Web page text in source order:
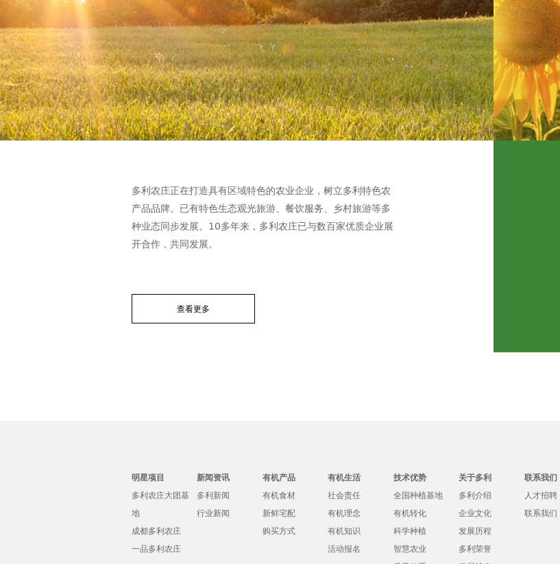
多利农庄正在打造具有区域特色的农业企业，树立多利特色农
产品品牌。已有特色生态观光旅游、餐饮服务、乡村旅游等多
种业态同步发展。10多年来，多利农庄已与数百家优质企业展
开合作，共同发展。
查看更多
明星项目
多利农庄大团基
地
成都多利农庄
一品多利农庄
新闻资讯
多利新闻
行业新闻
有机产品
有机食材
新鲜宅配
购买方式
有机生活
社会责任
有机理念
有机知识
活动报名
技术优势
全国种植基地
有机转化
科学种植
智慧农业
关于多利
多利介绍
企业文化
发展历程
多利荣誉
联系我们
人才招聘
联系我们